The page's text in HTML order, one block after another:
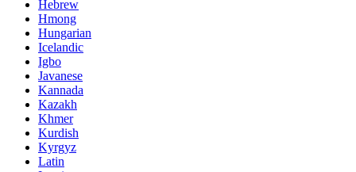
Hebrew
Hmong
Hungarian
Icelandic
Igbo
Javanese
Kannada
Kazakh
Khmer
Kurdish
Kyrgyz
Latin